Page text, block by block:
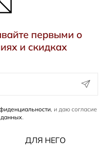
первыми о
и скидках
, и даю согласие
.
ДЛЯ НЕГО